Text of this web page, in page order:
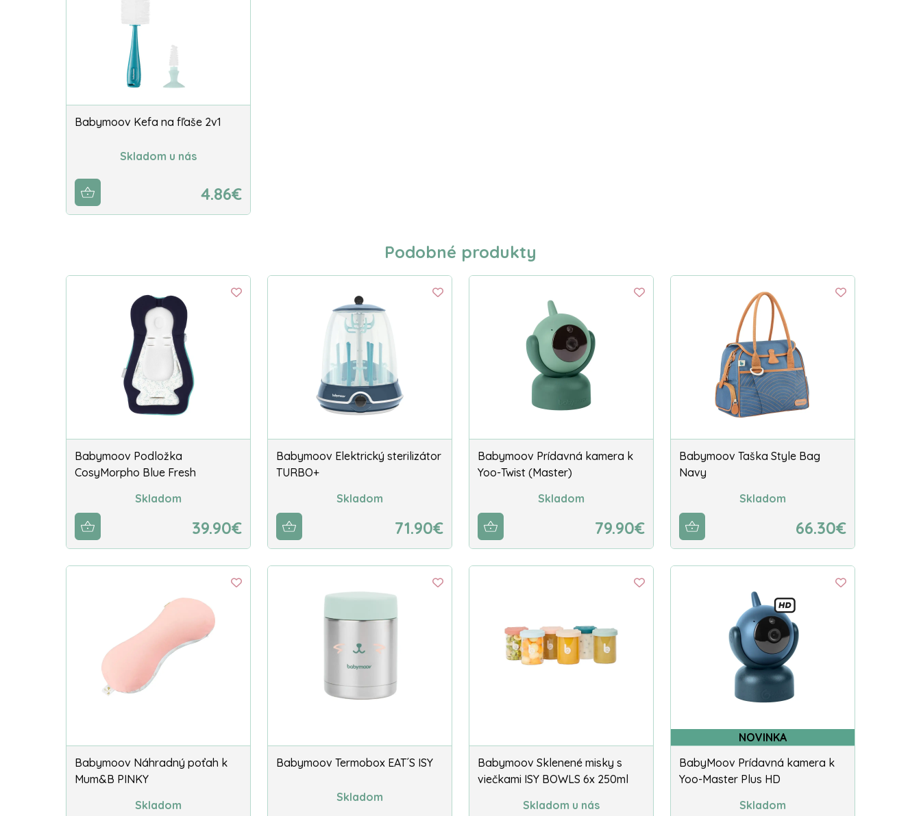
Babymoov Kefa na fľaše 2v1
Skladom u nás
4.86€
Podobné produkty
Babymoov Podložka
CosyMorpho Blue Fresh
Skladom
39.90€
Babymoov Elektrický sterilizátor
TURBO+
Skladom
71.90€
Babymoov Prídavná kamera k
Yoo-Twist (Master)
Skladom
79.90€
Babymoov Taška Style Bag
Navy
Skladom
66.30€
Babymoov Náhradný poťah k
Mum&B PINKY
Skladom
Babymoov Termobox EAT´S ISY
Skladom
Babymoov Sklenené misky s
viečkami ISY BOWLS 6x 250ml
Skladom u nás
NOVINKA
BabyMoov Prídavná kamera k
Yoo-Master Plus HD
Skladom